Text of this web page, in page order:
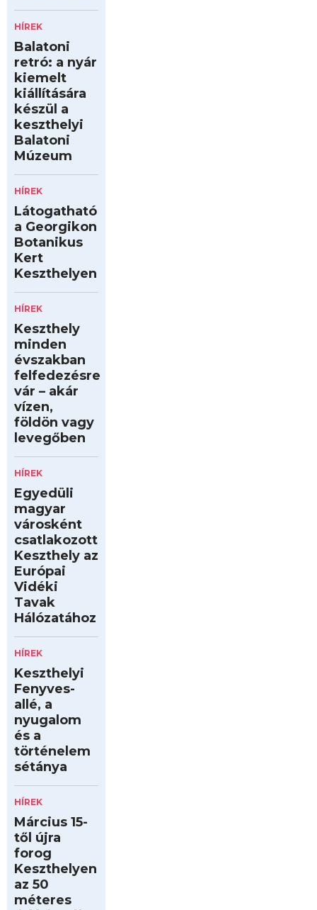
HÍREK
Balatoni
retró: a nyár
kiemelt
kiállítására
készül a
keszthelyi
Balatoni
Múzeum
HÍREK
Látogatható
a Georgikon
Botanikus
Kert
Keszthelyen
HÍREK
Keszthely
minden
évszakban
felfedezésre
vár – akár
vízen,
földön vagy
levegőben
HÍREK
Egyedüli
magyar
városként
csatlakozott
Keszthely az
Európai
Vidéki
Tavak
Hálózatához
HÍREK
Keszthelyi
Fenyves-
allé, a
nyugalom
és a
történelem
sétánya
HÍREK
Március 15-
től újra
forog
Keszthelyen
az 50
méteres